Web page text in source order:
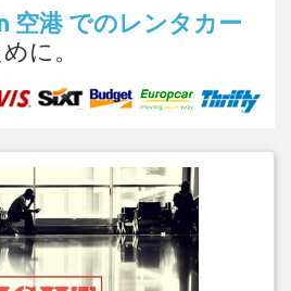
空港 でのレンタカー
に。